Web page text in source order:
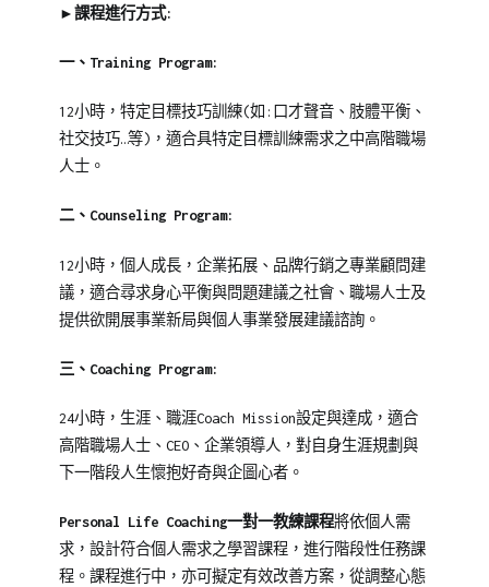
►課程進行方式:
一、 Training Program:
12小時，特定目標技巧訓練(如:口才聲音、肢體平衡、
社交技巧…等)，適合具特定目標訓練需求之中高階職場
人士。
二、Counseling Program:
12小時，個人成長，企業拓展、品牌行銷之專業顧問建
議，適合尋求身心平衡與問題建議之社會、職場人士及
提供欲開展事業新局與個人事業發展建議諮詢。
三、Coaching Program:
24小時，生涯、職涯Coach Mission設定與達成，適合
高階職場人士、CEO、企業領導人，對自身生涯規劃與
下一階段人生懷抱好奇與企圖心者。
Personal Life Coaching一對一教練課程將依個人需
求，設計符合個人需求之學習課程，進行階段性任務課
程。課程進行中，亦可擬定有效改善方案，從調整心態